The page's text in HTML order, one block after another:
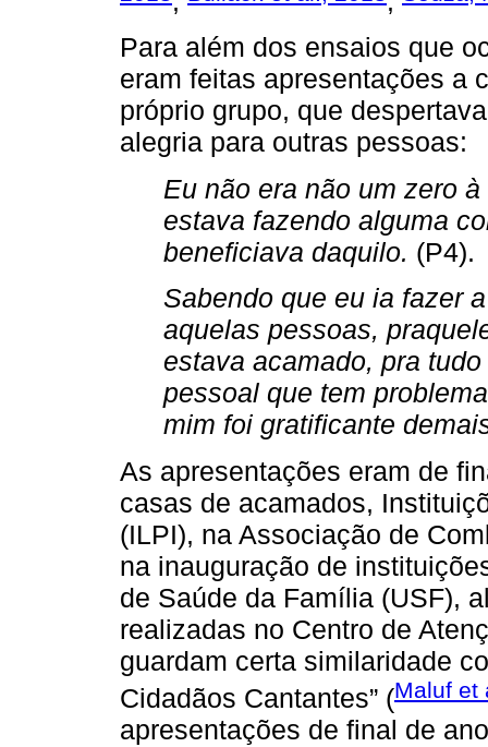
Para além dos ensaios que
eram feitas apresentações a
próprio grupo, que
alegria para outras pessoas:
Eu não era não um zero
estava fazendo alguma
beneficiava daquilo. (P4).
Sabendo que eu ia fazer
aquelas pessoas,
estava acamado, pra
pessoal que tem
mim foi gratificante
As apresentações eram de
casas de acamados,
(ILPI), na Associação de
na inauguração de
de Saúde da Família (USF),
realizadas no Centro de
guardam certa similaridade
Cidadãos Cantantes” (Maluf et
apresentações de final de